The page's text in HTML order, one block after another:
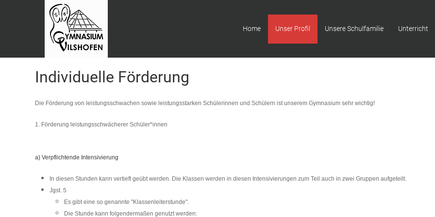
Home Unser Profil Unsere Schulfamilie Unterricht
Individuelle Förderung
Die Förderung von leistungsschwachen sowie leistungsstarken Schülerinnen und Schülern ist unserem Gymnasium sehr wichtig!
1. Förderung leistungsschwächerer Schüler*innen
a) Verpflichtende Intensivierung
In diesen Stunden kann vertieft geübt werden. Die Klassen werden in diesen Intensivierungen zum Teil auch in zwei Gruppen aufgeteilt.
Jgst. 5
Es gibt eine so genannte "Klassenleiterstunde".
Die Stunde kann folgendermaßen genutzt werden: